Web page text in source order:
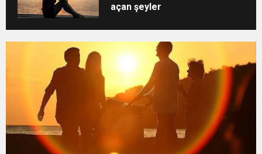
açan şeyler